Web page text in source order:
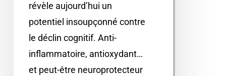
révèle aujourd’hui un
potentiel insoupçonné contre
le déclin cognitif. Anti-
inflammatoire, antioxydant…
et peut-être neuroprotecteur